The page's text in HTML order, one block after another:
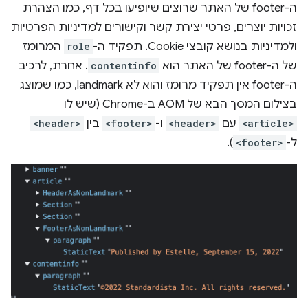
ה-footer של האתר שרוצים שיופיעו בכל דף, כמו הצהרת
זכויות יוצרים, פרטי יצירת קשר וקישורים למדיניות הפרטיות
ולמדיניות בנושא קובצי Cookie. תפקיד ה-
role המרומז
של ה-footer של האתר הוא
contentinfo . אחרת, לרכיב
ה-footer אין תפקיד מרומז והוא לא landmark, כמו שמוצג
בצילום המסך הבא של AOM ב-Chrome (שיש לו
<article> עם <header> ו- <footer> בין <header>
ל- <footer>
).